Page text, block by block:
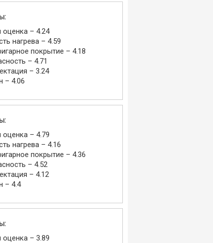
– 4.24
нагрева – 4.59
покрытие – 4.18
– 4.71
– 3.24
– 4.06
– 4.79
нагрева – 4.16
покрытие – 4.36
– 4.52
– 4.12
– 4.4
– 3.89